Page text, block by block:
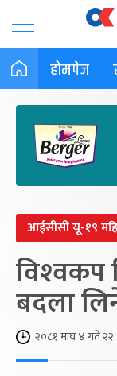
होमपेज
आईसीसी यू-१९
विश्‍वकप
बदला
२०८१ माघ ४ गते